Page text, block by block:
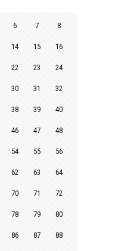
6 7 8
14 15 16
22 23 24
30 31 32
38 39 40
46 47 48
54 55 56
62 63 64
70 71 72
78 79 80
86 87 88